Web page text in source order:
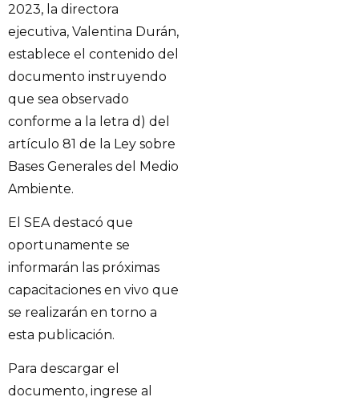
2023, la directora
ejecutiva, Valentina Durán,
establece el contenido del
documento instruyendo
que sea observado
conforme a la letra d) del
artículo 81 de la Ley sobre
Bases Generales del Medio
Ambiente.
El SEA destacó que
oportunamente se
informarán las próximas
capacitaciones en vivo que
se realizarán en torno a
esta publicación.
Para descargar el
documento, ingrese al